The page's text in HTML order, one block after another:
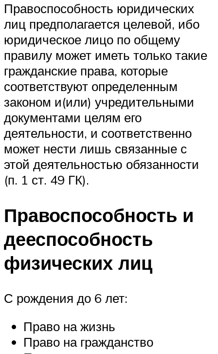
Правоспособность юридических
лиц предполагается целевой, ибо
юридическое лицо по общему
правилу может иметь только такие
граж­данские права, которые
соответствуют определенным
законом и(или) учредительными
документами целям его
деятельности, и соответст­венно
может нести лишь связанные с
этой деятельностью обязанности
(п. 1 ст. 49 ГК).
Правоспособность и
дееспособность
физических лиц
С рождения до 6 лет:
Право на жизнь
Право на гражданство